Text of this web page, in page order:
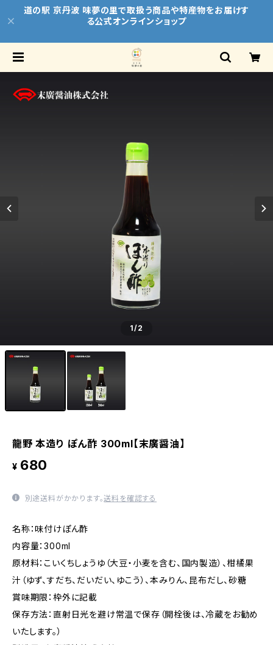
道の駅 京丹波 味夢の里で取扱う商品や特産物をお届けす
る公式オンラインショップ
1/2
龍野 本造り ぽん酢 300ml【末廣醤油】
¥ 680
別途送料がかかります。送料を確認する
名称：味付けぽん酢
内容量：300ml
原材料：こいくちしょうゆ（大豆・小麦を含む、国内製造）、柑橘果
汁（ゆず、すだち、だいだい、ゆこう）、本みりん、昆布だし、砂糖
賞味期限：枠外に記載
保存方法：直射日光を避け常温で保存（開栓後は、冷蔵をお勧め
いたします。）